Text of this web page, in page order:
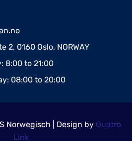
2, 0160 Oslo, NORWAY
8:00 to 21:00
08:00 to 20:00
Norwegisch | Design by Quatro
Link